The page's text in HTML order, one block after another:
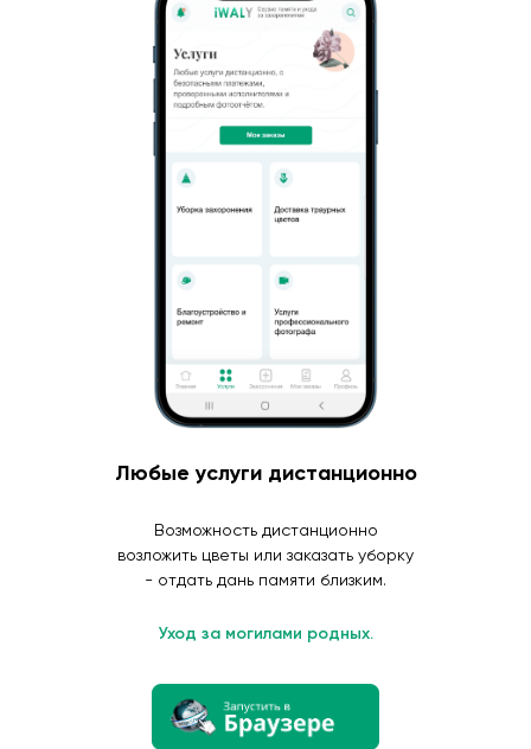
Любые услуги дистанционно
Возможность дистанционно
возложить цветы или заказать уборку
- отдать дань памяти близким.
Уход за могилами родных.